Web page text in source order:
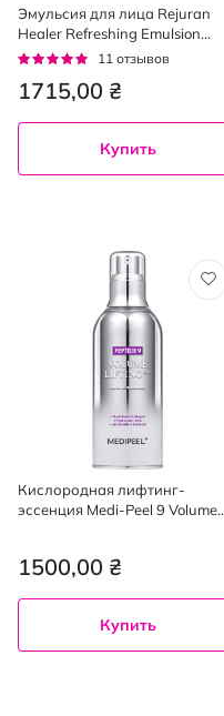
Эмульсия для лица Rejuran
Healer Refreshing Emulsion
освежающая 45 мл
Рейтинг:
11 отзывов
1715,00 ₴
Купить
Кислородная лифтинг-
эссенция Medi-Peel 9 Volume
1500,00 ₴
Купить